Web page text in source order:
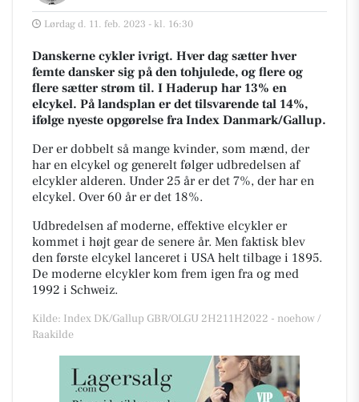
Lørdag d. 11. feb. 2023 - kl. 16:30
Danskerne cykler ivrigt. Hver dag sætter hver
femte dansker sig på den tohjulede, og flere og
flere sætter strøm til. I Haderup har 13% en
elcykel. På landsplan er det tilsvarende tal 14%,
ifølge nyeste opgørelse fra Index Danmark/Gallup.
Der er dobbelt så mange kvinder, som mænd, der
har en elcykel og generelt følger udbredelsen af
elcykler alderen. Under 25 år er det 7%, der har en
elcykel. Over 60 år er det 18%.
Udbredelsen af moderne, effektive elcykler er
kommet i højt gear de senere år. Men faktisk blev
den første elcykel lanceret i USA helt tilbage i 1895.
De moderne elcykler kom frem igen fra og med
1992 i Schweiz.
Kilde: Index DK/Gallup GBR/OLGU 2H211H2022 - noehow /
Raakilde